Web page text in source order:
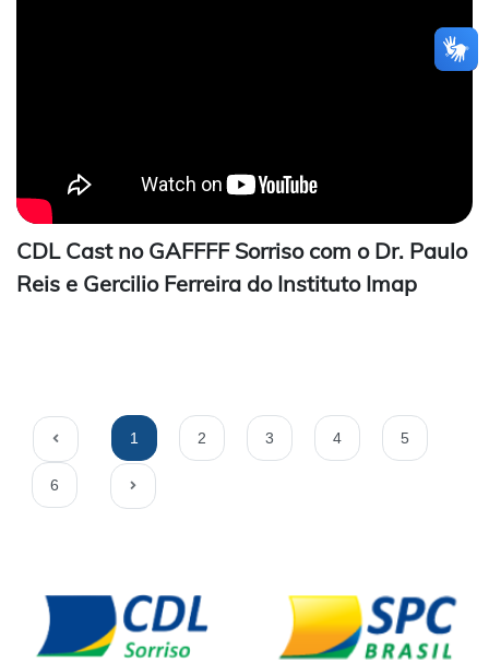
CDL Cast no GAFFFF Sorriso com o Dr. Paulo
Reis e Gercilio Ferreira do Instituto Imap
1 2 3 4 5
6